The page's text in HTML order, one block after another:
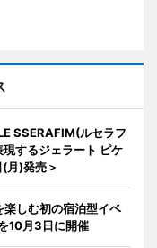
SSERAFIM(ルセラフ
するジェラート ピケ
月)発売＞
楽しむ初の宿泊型イベ
10月3日に開催